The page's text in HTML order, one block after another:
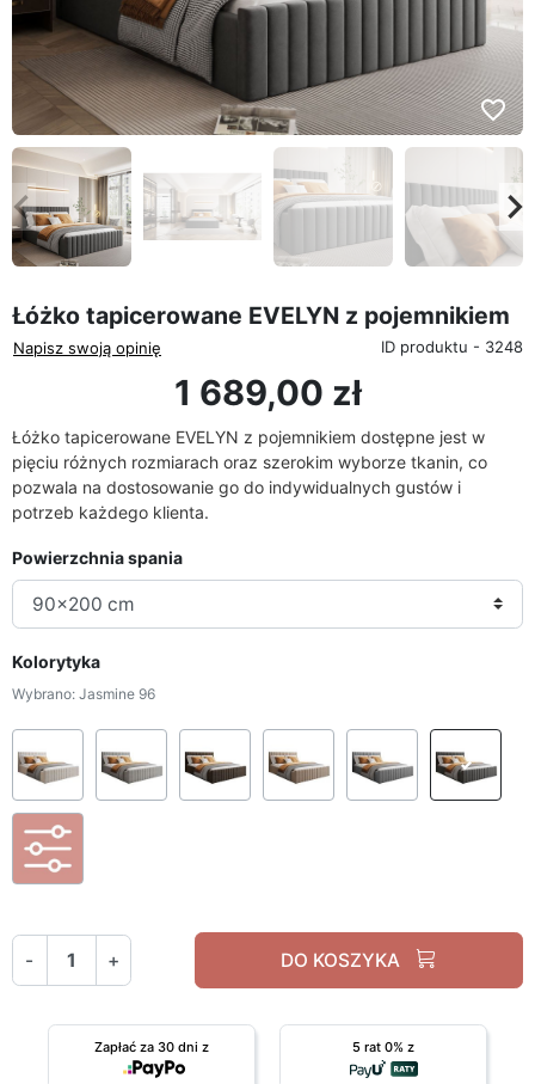
favorite_border
Poprzedni
Łóżko tapicerowane EVELYN z pojemnikiem
Napisz swoją opinię ID produktu - 3248
1 689,00 zł
Łóżko tapicerowane EVELYN z pojemnikiem dostępne jest w
pięciu różnych rozmiarach oraz szerokim wyborze tkanin, co
pozwala na dostosowanie go do indywidualnych gustów i
potrzeb każdego klienta.
Powierzchnia spania
Kolorytyka
Wybrano: Jasmine 96
Boston TrufaInari 91
- + DO KOSZYKA
Zapłać za 30 dni z 5 rat 0% z